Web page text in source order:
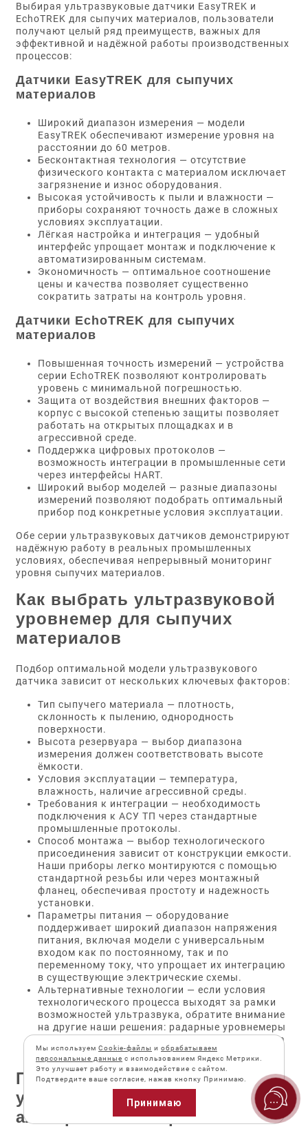
Выбирая ультразвуковые датчики EasyTREK и
EchoTREK для сыпучих материалов, пользователи
получают целый ряд преимуществ, важных для
эффективной и надёжной работы производственных
процессов:
Датчики EasyTREK для сыпучих
материалов
Широкий диапазон измерения — модели
EasyTREK обеспечивают измерение уровня на
расстоянии до 60 метров.
Бесконтактная технология — отсутствие
физического контакта с материалом исключает
загрязнение и износ оборудования.
Высокая устойчивость к пыли и влажности —
приборы сохраняют точность даже в сложных
условиях эксплуатации.
Лёгкая настройка и интеграция — удобный
интерфейс упрощает монтаж и подключение к
автоматизированным системам.
Экономичность — оптимальное соотношение
цены и качества позволяет существенно
сократить затраты на контроль уровня.
Датчики EchoTREK для сыпучих
материалов
Повышенная точность измерений — устройства
серии EchoTREK позволяют контролировать
уровень с минимальной погрешностью.
Защита от воздействия внешних факторов —
корпус с высокой степенью защиты позволяет
работать на открытых площадках и в
агрессивной среде.
Поддержка цифровых протоколов —
возможность интеграции в промышленные сети
через интерфейсы HART.
Широкий выбор моделей — разные диапазоны
измерений позволяют подобрать оптимальный
прибор под конкретные условия эксплуатации.
Обе серии ультразвуковых датчиков демонстрируют
надёжную работу в реальных промышленных
условиях, обеспечивая непрерывный мониторинг
уровня сыпучих материалов.
Как выбрать ультразвуковой
уровнемер для сыпучих
материалов
Подбор оптимальной модели ультразвукового
датчика зависит от нескольких ключевых факторов:
Тип сыпучего материала — плотность,
склонность к пылению, однородность
поверхности.
Высота резервуара — выбор диапазона
измерения должен соответствовать высоте
ёмкости.
Условия эксплуатации — температура,
влажность, наличие агрессивной среды.
Требования к интеграции — необходимость
подключения к АСУ ТП через стандартные
промышленные протоколы.
Способ монтажа — выбор технологического
присоединения зависит от конструкции емкости.
Наши приборы легко монтируются с помощью
стандартной резьбы или через монтажный
фланец, обеспечивая простоту и надежность
установки.
Параметры питания — оборудование
поддерживает широкий диапазон напряжения
питания, включая модели с универсальным
входом как по постоянному, так и по
переменному току, что упрощает их интеграцию
в существующие электрические схемы.
Альтернативные технологии — если условия
технологического процесса выходят за рамки
возможностей ультразвука, обратите внимание
на другие наши решения: радарные уровнемеры
и точные расходомеры для комплексного учета
жидких сред.
Преимущества и недостатки
ультразвуковых уровнемеров,
альтернативные решения
Мы используем Cookie-файлы и обрабатываем
персональные данные с использованием Яндекс Метрики.
Это улучшает работу и взаимодействие с сайтом.
Подтвердите ваше согласие, нажав кнопку Принимаю.
Принимаю